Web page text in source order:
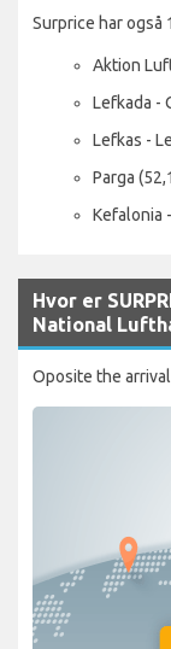
Surprice har
Aktion
Lefkada -
Lefkas -
Parga
Kefalonia
Hvor er
National
Oposite the